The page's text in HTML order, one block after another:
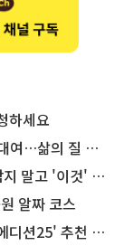
하세요
의 질 높인다
이것' 해보세요!
알짜 코스
25' 추천 코스